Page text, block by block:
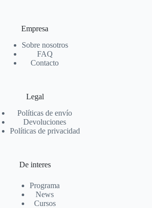
Empresa
Sobre nosotros
FAQ
Contacto
Legal
Políticas de envío
Devoluciones
Políticas de privacidad
De interes
Programa
News
Cursos